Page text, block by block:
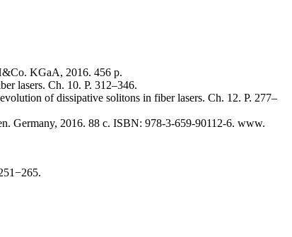
KGaA, 2016. 456 p.
lasers. Ch. 10. P. 312–346.
of dissipative solitons in fiber lasers. Ch. 12. P. 277–
2016. 88 с. ISBN: 978-3-659-90112-6. www.